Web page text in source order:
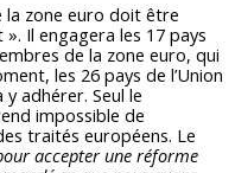
la zone euro doit être
Il engagera les 17 pays
de la zone euro, qui
les 26 pays de l’Union
adhérer. Seul le
impossible de
traités européens. Le
accepter une réforme